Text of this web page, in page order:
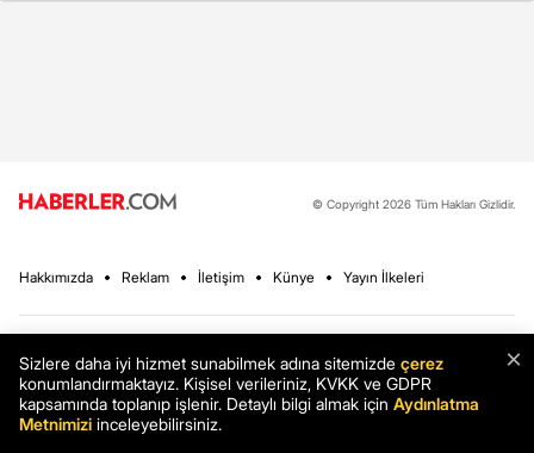
© Copyright 2026 Tüm Hakları Gizlidir.
Hakkımızda Reklam İletişim Künye Yayın İlkeleri
Haberler
Ekonomi
Spor
Son Dakika
Sağlık
×
Sizlere daha iyi hizmet sunabilmek adına sitemizde çerez
konumlandırmaktayız. Kişisel verileriniz, KVKK ve GDPR
kapsamında toplanıp işlenir. Detaylı bilgi almak için Aydınlatma
Metnimizi inceleyebilirsiniz.